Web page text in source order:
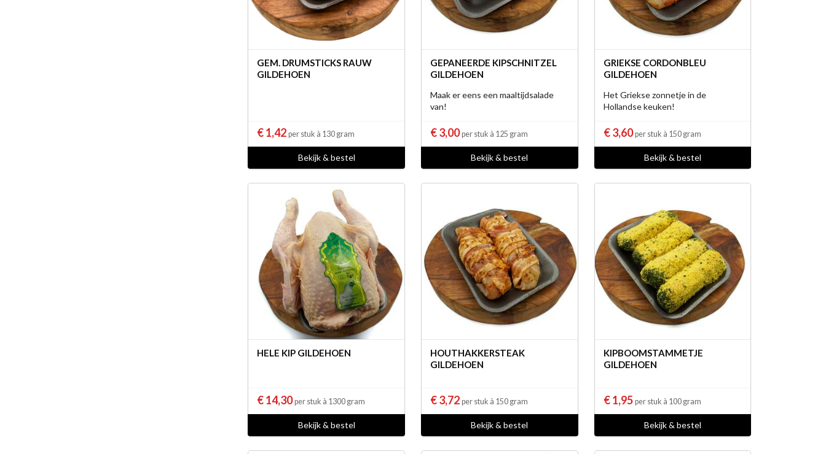
GEM. DRUMSTICKS RAUW
GILDEHOEN
€ 1,42per stuk à 130 gram
Bekijk & bestel
GEPANEERDE KIPSCHNITZEL
GILDEHOEN
Maak er eens een maaltijdsalade
van!
€ 3,00per stuk à 125 gram
Bekijk & bestel
GRIEKSE CORDONBLEU
GILDEHOEN
Het Griekse zonnetje in de
Hollandse keuken!
€ 3,60per stuk à 150 gram
Bekijk & bestel
HELE KIP GILDEHOEN
€ 14,30per stuk à 1300 gram
Bekijk & bestel
HOUTHAKKERSTEAK
GILDEHOEN
€ 3,72 per stuk à 150 gram
Bekijk & bestel
KIPBOOMSTAMMETJE
GILDEHOEN
€ 1,95 per stuk à 100 gram
Bekijk & bestel